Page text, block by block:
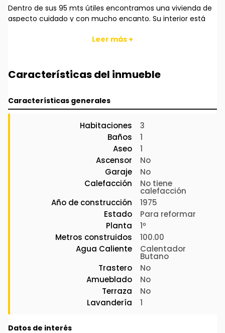
Dentro de sus 95 mts útiles encontramos una vivienda de
aspecto cuidado y con mucho encanto. Su interior está
comedor, cocina con espacio de almacenaje múltiple, tres
caliente de butano.
Ubicación: zona tranquila, con infinidad de servicios y a tan
Si buscas una opción de inversión o tu primera vivienda no
dejes que se te escape y llámanos ya.
Leer más +
Características del inmueble
Características generales
Habitaciones
3
Baños
1
Aseo
1
Ascensor
No
Garaje
No
Calefacción
No tiene
calefacción
Año de construcción
1975
Estado
Para reformar
Planta
1º
Metros construidos
100.00
Agua Caliente
Calentador
Butano
Trastero
No
Amueblado
No
Terraza
No
Lavandería
1
Datos de interés